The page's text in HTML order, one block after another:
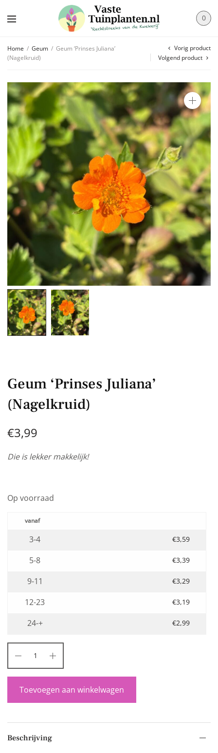
0
Home / Geum / Geum ‘Prinses Juliana’
(Nagelkruid)
Vorig product
Volgend product
Geum ‘Prinses Juliana’
(Nagelkruid)
€3,99
Die is lekker makkelijk!
Op voorraad
3-4 €3,59
5-8 €3,39
9-11 €3,29
12-23 €3,19
24-+ €2,99
Toevoegen aan winkelwagen
Beschrijving